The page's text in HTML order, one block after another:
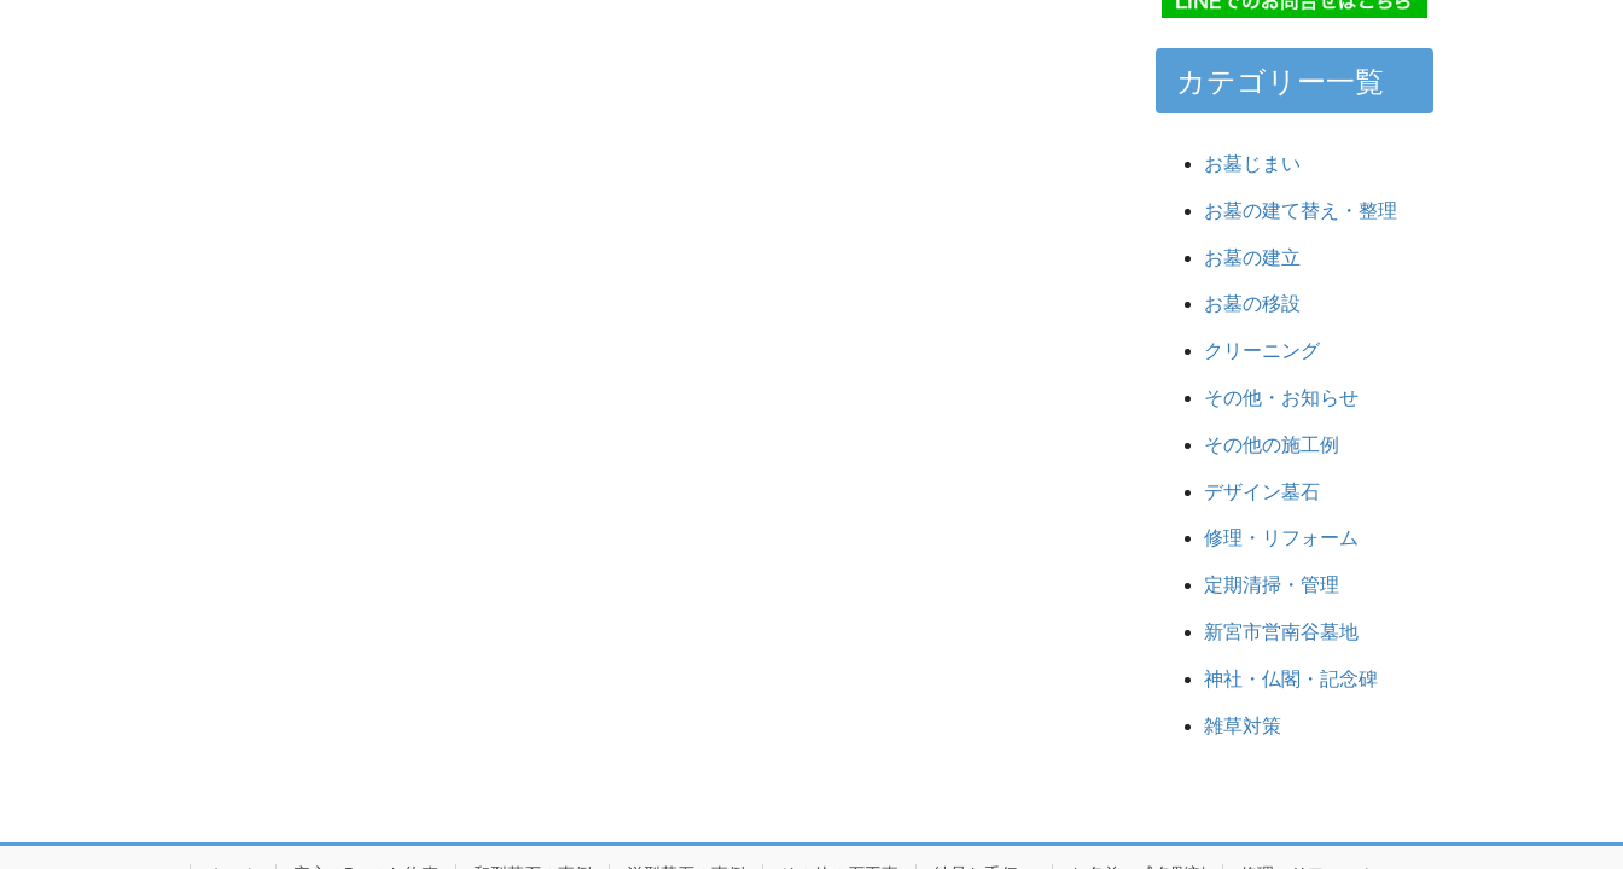
カテゴリー一覧
お墓じまい
お墓の建て替え・整理
お墓の建立
お墓の移設
クリーニング
その他・お知らせ
その他の施工例
デザイン墓石
修理・リフォーム
定期清掃・管理
新宮市営南谷墓地
神社・仏閣・記念碑
雑草対策